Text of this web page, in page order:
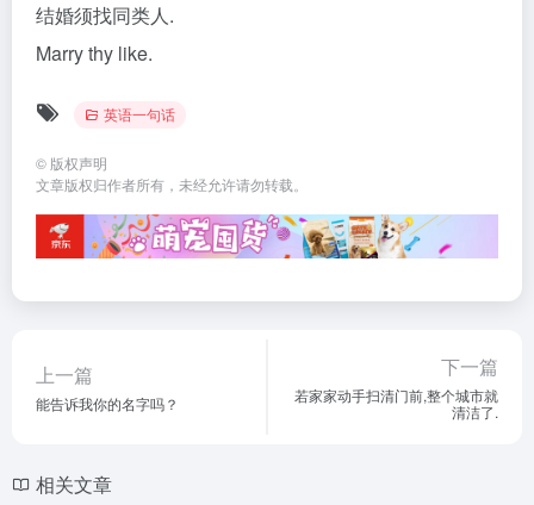
结婚须找同类人.
Marry thy like.
英语一句话
© 版权声明
文章版权归作者所有，未经允许请勿转载。
上一篇
能告诉我你的名字吗？
下一篇
若家家动手扫清门前,整个城市就
清洁了.
相关文章